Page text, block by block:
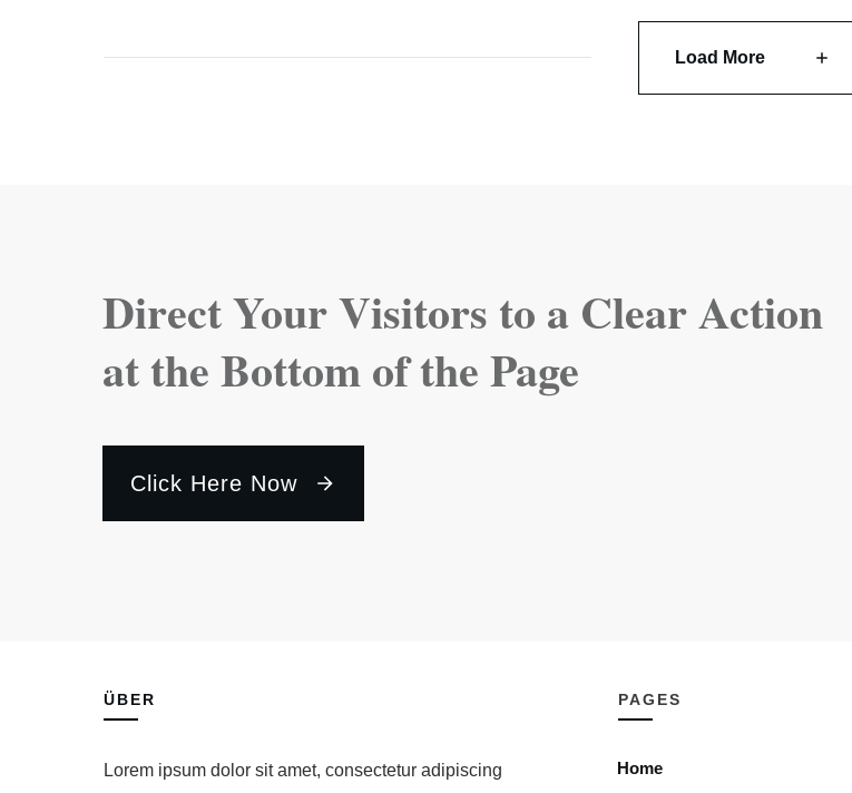
Load More
Direct Your Visitors to a Clear Action
at the Bottom of the Page
Click Here Now
ÜBER
Lorem ipsum dolor sit amet, consectetur adipiscing
PAGES
Home